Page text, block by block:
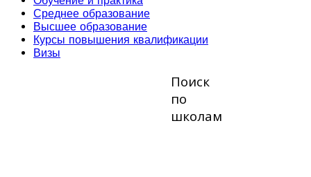
Среднее образование
Высшее образование
Курсы повышения квалификации
Визы
Поиск
по
школам